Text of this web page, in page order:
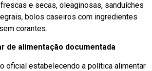
e secas, oleaginosas, sanduíches
bolos caseiros com ingredientes
corantes.
de alimentação documentada
oficial estabelecendo a política alimentar